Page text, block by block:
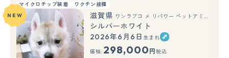
マイクロチップ装着 ワクチン接種
もっと見る
NEW 滋賀県 ワンラブコ メ リパワー ペットアミ水口店(FC)
シルバーホワイト
2026年6月6日 生まれ
価格: 298,000 円 税込